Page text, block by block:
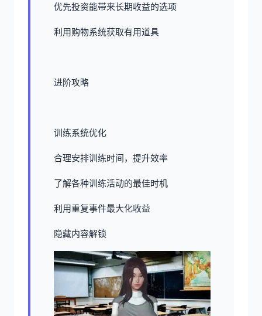
优先投资能带来长期收益的选项
利用购物系统获取有用道具
进阶攻略
训练系统优化
合理安排训练时间，提升效率
了解各种训练活动的最佳时机
利用重复事件最大化收益
隐藏内容解锁